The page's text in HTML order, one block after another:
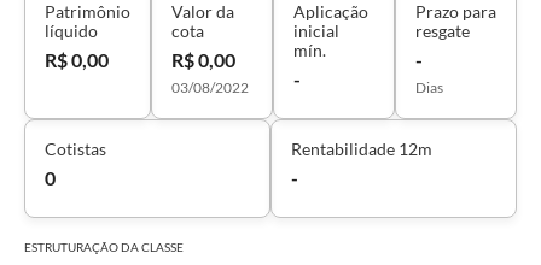
Patrimônio
líquido
R$ 0,00
Valor da
cota
R$ 0,00
03/08/2022
Aplicação
inicial
mín.
-
Prazo para
resgate
-
Dias
Cotistas
0
Rentabilidade 12m
-
ESTRUTURAÇÃO DACLASSE